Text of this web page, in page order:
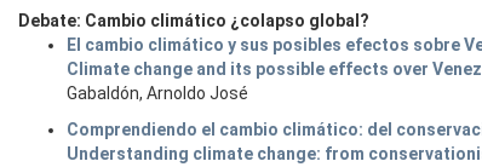
Debate: Cambio climático ¿colapso global?
El cambio climático y sus posibles efectos sobre
Climate change and its possible effects over
Gabaldón, Arnoldo José
Comprendiendo el cambio climático: del
Understanding climate change: from